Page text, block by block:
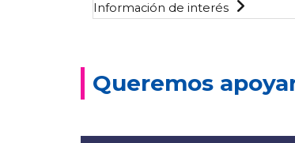
Información de interés
Queremos